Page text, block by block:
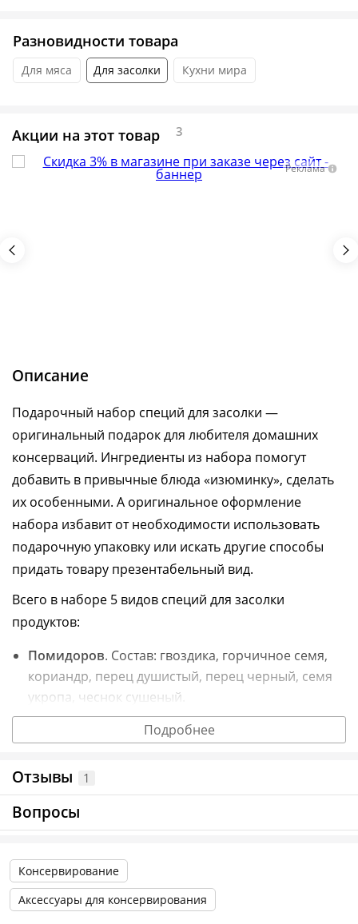
Разновидности товара
Для мяса Для засолки Кухни мира
Акции на этот товар 3
Реклама
Описание
Подарочный набор специй для засолки —
оригинальный подарок для любителя домашних
консерваций. Ингредиенты из набора помогут
добавить в привычные блюда «изюминку», сделать
их особенными. А оригинальное оформление
набора избавит от необходимости использовать
подарочную упаковку или искать другие способы
придать товару презентабельный вид.
Всего в наборе 5 видов специй для засолки
продуктов:
Помидоров. Состав: гвоздика, горчичное семя,
кориандр, перец душистый, перец черный, семя
укропа, чеснок сушеный.
. Состав: горчичное семя, перец черный,
эстрагон.
душистый, перец черный, укроп, хрен сушеный,
Салатов и овощей
куркума, горчичное семя, укроп, сахар, базилик,
Подробнее
Отзывы 1
Вопросы
Консервирование
Аксессуары для консервирования